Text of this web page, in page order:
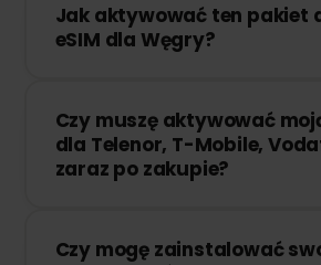
połączenie internetowe innym
urządzeniom za pomocą
lokalnego operatora sieci.
Jak aktywować ten pakiet
eSIM dla Węgry?
z kodem QR. Wystarczy
w ustawieniach eSIM swojego
urządzenia, aby rozpocząć
Czy muszę aktywować
dla Telenor, T-Mobile,
zaraz po zakupie?
dowolnym momencie. Okres
Czy mogę zainstalować